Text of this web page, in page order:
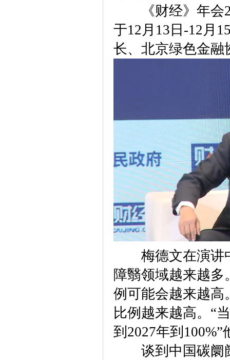
《财经》年会
于12月13日-12月
长、北京绿色金融
梅德文在演讲中
障翳领域越来越
例可能会越来越高
比例越来越高。“
到2027年到
谈到中国碳阛阓